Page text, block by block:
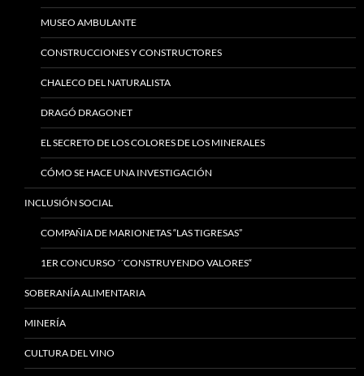
MUSEO AMBULANTE
CONSTRUCCIONES Y CONSTRUCTORES
CHALECO DEL NATURALISTA
DRAGÓ DRAGONET
EL SECRETO DE LOS COLORES DE LOS MINERALES
CÓMO SE HACE UNA INVESTIGACIÓN
INCLUSIÓN SOCIAL
COMPAÑIA DE MARIONETAS “LAS TIGRESAS”
1ER CONCURSO ´´CONSTRUYENDO VALORES“
SOBERANÍA ALIMENTARIA
MINERÍA
CULTURA DEL VINO